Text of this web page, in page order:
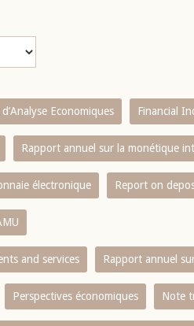
Economiques Financial
Rapport annuel sur la monétique
électronique Report on
and services Rapport annuel
Perspectives économiques Note